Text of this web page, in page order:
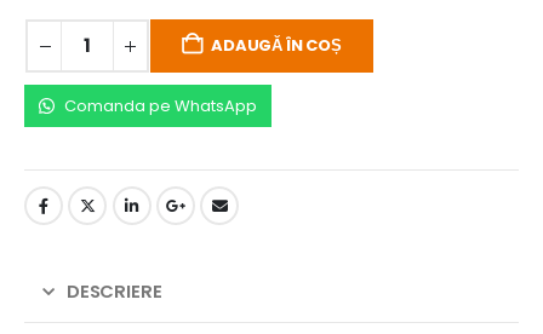
ADAUGĂ ÎN COȘ
Comanda pe WhatsApp
DESCRIERE